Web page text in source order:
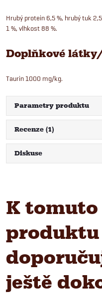
Hrubý protein 6,5 %, hrubý tuk 2,5
1 %, vlhkost 88 %.
Doplňkové
Taurin 1000 mg/kg.
Parametry produktu
Recenze (1)
Diskuse
K tomuto
produktu
ještě